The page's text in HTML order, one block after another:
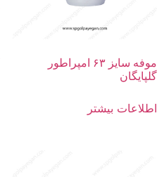
موفه سایز ۶۳ امپراطور
گلپایگان
اطلاعات بیشتر